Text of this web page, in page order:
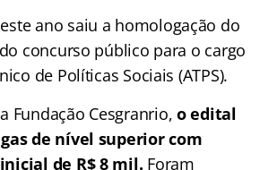
ano saiu a homologação do
concurso público para o cargo
de Políticas Sociais (ATPS).
Fundação Cesgranrio,o edital
de nível superior com
de R$ 8 mil. Foram